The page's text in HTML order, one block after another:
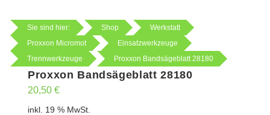
Sie sind hier: Shop
Werkstatt
Proxxon Micromot
Einsatzwerkzeuge
Trennwerkzeuge
Proxxon Bandsägeblatt 28180
Proxxon Bandsägeblatt 28180
20,50 €
inkl. 19 % MwSt.